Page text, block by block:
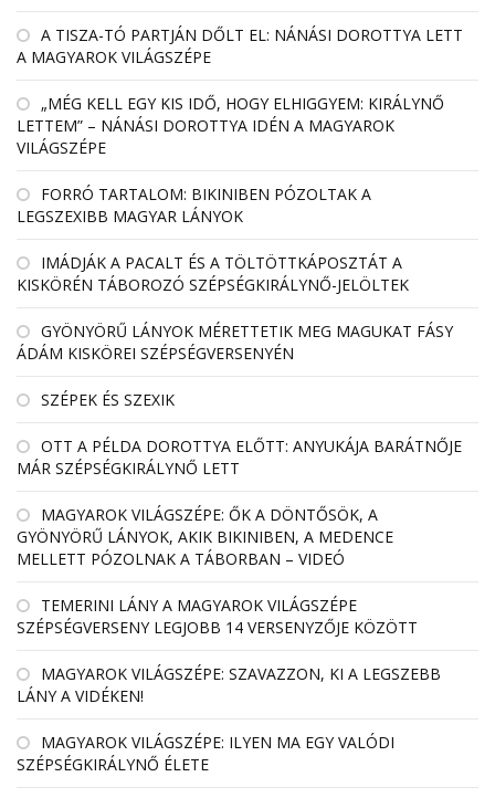
A TISZA-TÓ PARTJÁN DŐLT EL: NÁNÁSI DOROTTYA LETT
A MAGYAROK VILÁGSZÉPE
„MÉG KELL EGY KIS IDŐ, HOGY ELHIGGYEM: KIRÁLYNŐ
LETTEM” – NÁNÁSI DOROTTYA IDÉN A MAGYAROK
VILÁGSZÉPE
FORRÓ TARTALOM: BIKINIBEN PÓZOLTAK A
LEGSZEXIBB MAGYAR LÁNYOK
IMÁDJÁK A PACALT ÉS A TÖLTÖTTKÁPOSZTÁT A
KISKÖRÉN TÁBOROZÓ SZÉPSÉGKIRÁLYNŐ-JELÖLTEK
GYÖNYÖRŰ LÁNYOK MÉRETTETIK MEG MAGUKAT FÁSY
ÁDÁM KISKÖREI SZÉPSÉGVERSENYÉN
SZÉPEK ÉS SZEXIK
OTT A PÉLDA DOROTTYA ELŐTT: ANYUKÁJA BARÁTNŐJE
MÁR SZÉPSÉGKIRÁLYNŐ LETT
MAGYAROK VILÁGSZÉPE: ŐK A DÖNTŐSÖK, A
GYÖNYÖRŰ LÁNYOK, AKIK BIKINIBEN, A MEDENCE
MELLETT PÓZOLNAK A TÁBORBAN – VIDEÓ
TEMERINI LÁNY A MAGYAROK VILÁGSZÉPE
SZÉPSÉGVERSENY LEGJOBB 14 VERSENYZŐJE KÖZÖTT
MAGYAROK VILÁGSZÉPE: SZAVAZZON, KI A LEGSZEBB
LÁNY A VIDÉKEN!
MAGYAROK VILÁGSZÉPE: ILYEN MA EGY VALÓDI
SZÉPSÉGKIRÁLYNŐ ÉLETE